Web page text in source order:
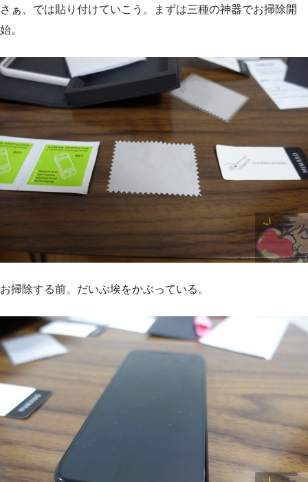
さぁ、では貼り付けていこう。まずは三種の神器でお掃除開
始。
お掃除する前。だいぶ埃をかぶっている。